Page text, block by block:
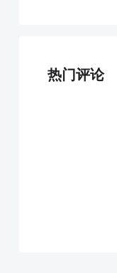
热门评论